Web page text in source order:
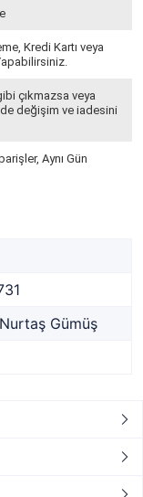
Kredi Kartı veya
çıkmazsa veya
değişim ve iadesini
Aynı Gün
Gümüş